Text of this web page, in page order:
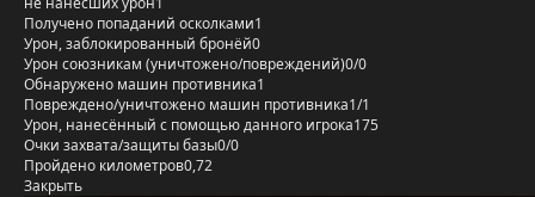
Получено попаданий осколками1
Урон, заблокированный бронёй0
Урон союзникам (уничтожено/повреждений)0/0
Обнаружено машин противника1
Повреждено/уничтожено машин противника1/1
Урон, нанесённый с помощью данного игрока175
Очки захвата/защиты базы0/0
Пройдено километров0,72
Закрыть